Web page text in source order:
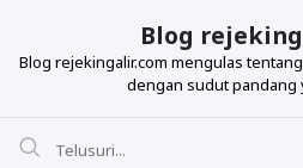
Blog
Blog rejekingalir.com mengulas
dengan sudut pandang